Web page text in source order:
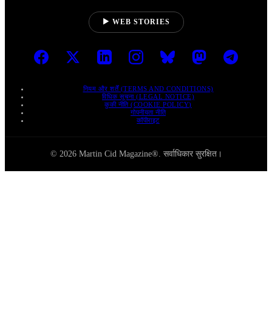
▶ WEB STORIES
नियम और शर्तें (TERMS AND CONDITIONS)
विधिक सूचना (LEGAL NOTICE)
कुकी नीति (COOKIE POLICY)
गोपनीयता नीति
कॉपीराइट
© 2026 Martin Cid Magazine®. सर्वाधिकार सुरक्षित।